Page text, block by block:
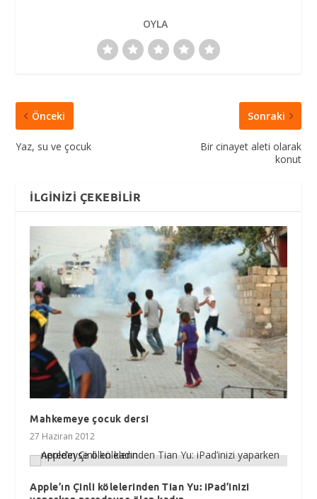
OYLA
Önceki
Yaz, su ve çocuk
Sonraki
Bir cinayet aleti olarak
konut
İLGINIZI ÇEKEBILIR
Mahkemeye çocuk dersi
27 Haziran 2012
Apple’ın Çinli kölelerinden Tian Yu: iPad’inizi